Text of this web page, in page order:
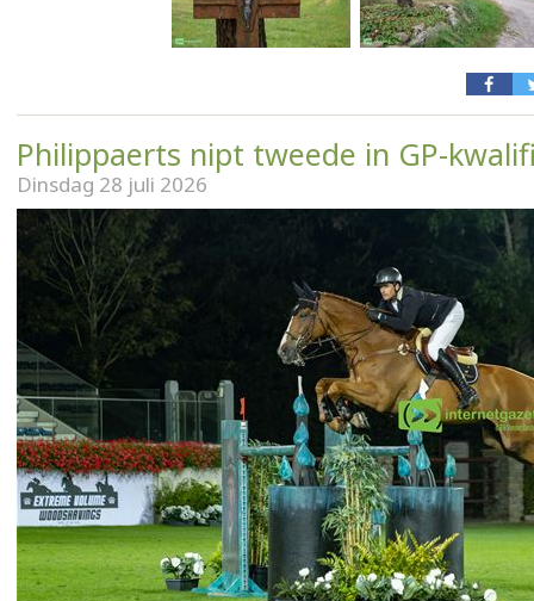
Philippaerts nipt tweede in GP-
Dinsdag 28 juli 2026